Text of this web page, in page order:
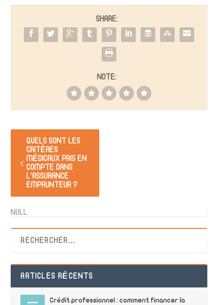
SHARE:
NOTE:
QUELS SONT LES
CRITÈRES
MÉDICAUX PRIS EN
COMPTE DANS
L’ASSURANCE
EMPRUNTEUR ?
NULL
ARTICLES RÉCENTS
Crédit professionnel : comment financer la